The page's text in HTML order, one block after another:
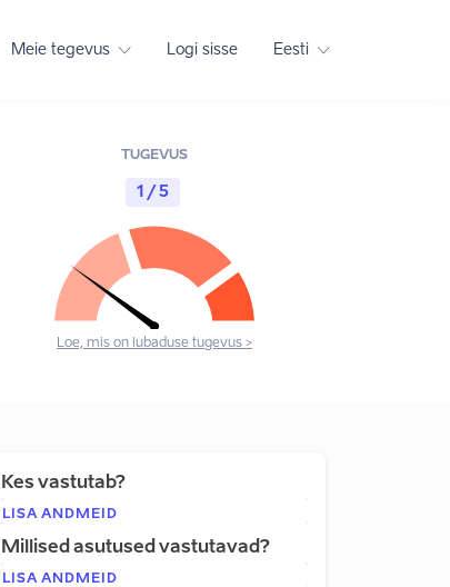
Meie tegevus Logi sisse Eesti
TUGEVUS
1 / 5
Loe, mis on lubaduse tugevus >
Kes vastutab?
LISA ANDMEID
Millised asutused vastutavad?
LISA ANDMEID